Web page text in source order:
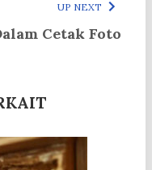
UP NEXT
Cetak Foto